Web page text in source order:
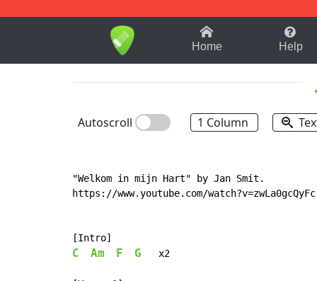
1-9 B
Home Help
Autoscroll 1 Column
"Welkom in mijn Hart" by Jan Smit.
https://www.youtube.com/watch?v=zwLa0gcQyFc
C Am F G
   x2